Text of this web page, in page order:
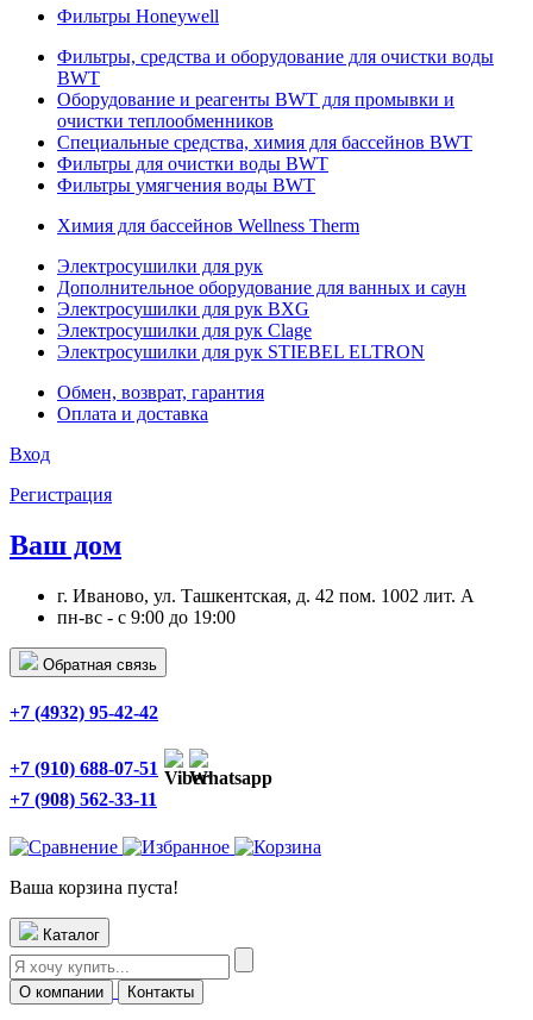
Фильтры Honeywell
Фильтры, средства и оборудование для очистки воды
BWT
Оборудование и реагенты BWT для промывки и
очистки теплообменников
Специальные средства, химия для бассейнов BWT
Фильтры для очистки воды BWT
Фильтры умягчения воды BWT
Химия для бассейнов Wellness Therm
Электросушилки для рук
Дополнительное оборудование для ванных и саун
Электросушилки для рук BXG
Электросушилки для рук Clage
Электросушилки для рук STIEBEL ELTRON
Обмен, возврат, гарантия
Оплата и доставка
Вход
Регистрация
Ваш дом
г. Иваново, ул. Ташкентская, д. 42 пом. 1002 лит. А
пн-вс - с 9:00 до 19:00
Обратная связь
+7 (4932) 95-42-42
+7 (910) 688-07-51
+7 (908) 562-33-11
Ваша корзина пуста!
Каталог
О компании Контакты